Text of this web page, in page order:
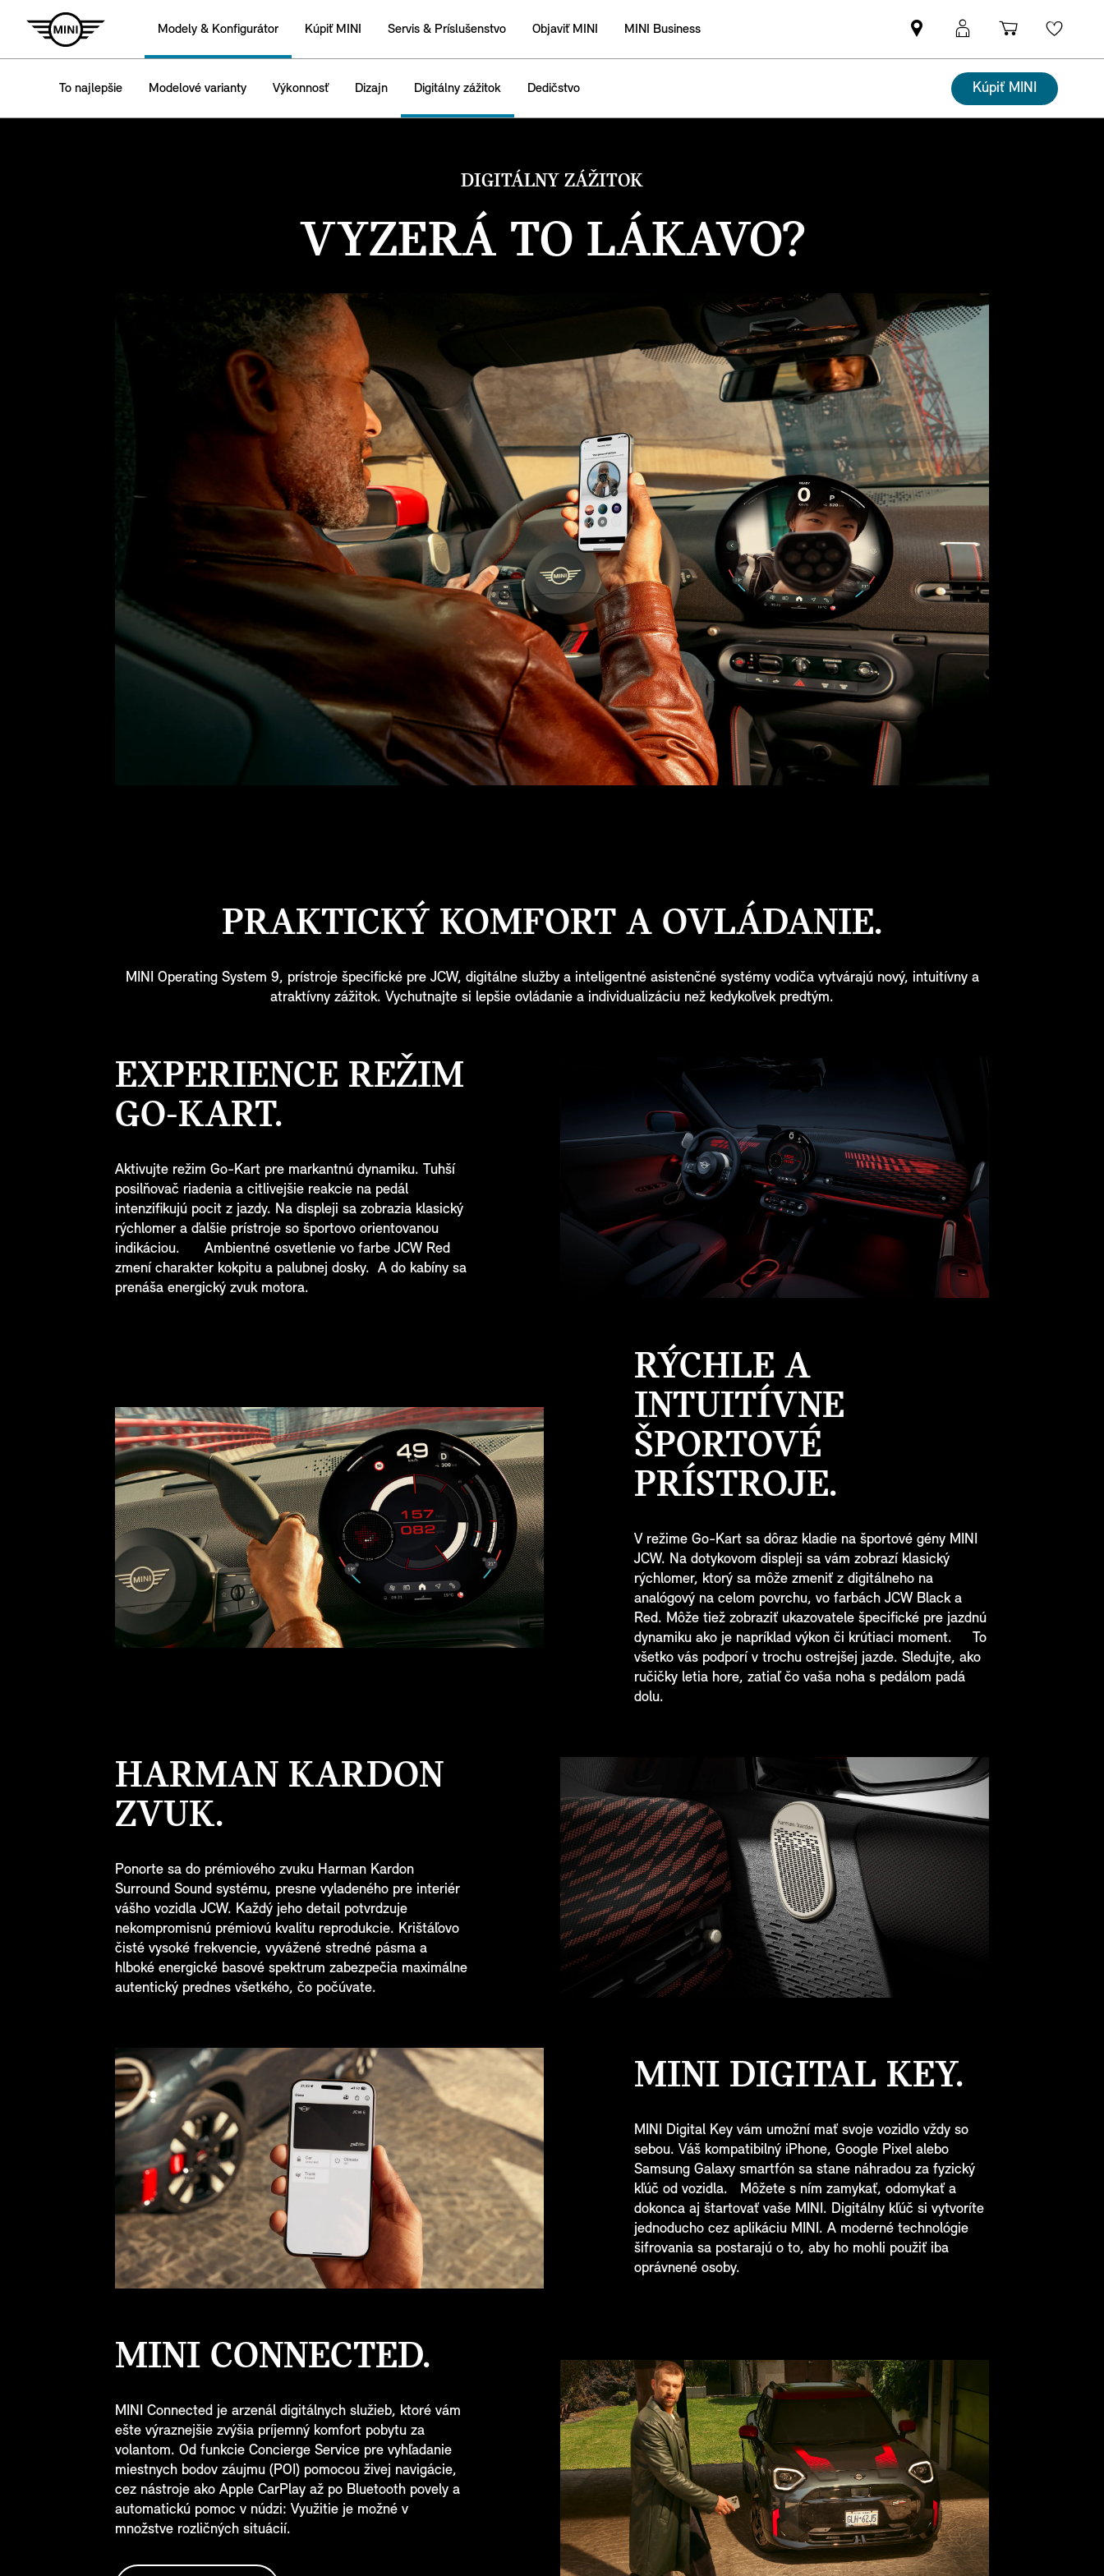
Modely & Konfigurátor Kúpiť MINI Servis & Príslušenstvo Objaviť MINI MINI Business
Nájsť
MINI
partnera
MyMINI
prihlásenie
Nákupný
košík
To najlepšie Modelové varianty Výkonnosť Dizajn Digitálny zážitok Dedičstvo Kúpiť MINI
DIGITÁLNY ZÁŽITOK
VYZERÁ TO LÁKAVO?
PRAKTICKÝ KOMFORT A OVLÁDANIE.
MINI Operating System 9, prístroje špecifické pre JCW, digitálne služby a inteligentné asistenčné systémy vodiča vytvárajú nový, intuitívny a
atraktívny zážitok. Vychutnajte si lepšie ovládanie a individualizáciu než kedykoľvek predtým.
EXPERIENCE REŽIM
GO-KART.
Aktivujte režim Go-Kart pre markantnú dynamiku. Tuhší
posilňovač riadenia a citlivejšie reakcie na pedál
intenzifikujú pocit z jazdy. Na displeji sa zobrazia klasický
rýchlomer a ďalšie prístroje so športovo orientovanou
indikáciou. Ambientné osvetlenie vo farbe JCW Red
zmení charakter kokpitu a palubnej dosky. A do kabíny sa
prenáša energický zvuk motora.
RÝCHLE A
INTUITÍVNE
ŠPORTOVÉ
PRÍSTROJE.
V režime Go-Kart sa dôraz kladie na športové gény MINI
JCW. Na dotykovom displeji sa vám zobrazí klasický
rýchlomer, ktorý sa môže zmeniť z digitálneho na
analógový na celom povrchu, vo farbách JCW Black a
Red. Môže tiež zobraziť ukazovatele špecifické pre jazdnú
dynamiku ako je napríklad výkon či krútiaci moment. To
všetko vás podporí v trochu ostrejšej jazde. Sledujte, ako
ručičky letia hore, zatiaľ čo vaša noha s pedálom padá
dolu.
HARMAN KARDON
ZVUK.
Ponorte sa do prémiového zvuku Harman Kardon
Surround Sound systému, presne vyladeného pre interiér
vášho vozidla JCW. Každý jeho detail potvrdzuje
nekompromisnú prémiovú kvalitu reprodukcie. Krištáľovo
čisté vysoké frekvencie, vyvážené stredné pásma a
hlboké energické basové spektrum zabezpečia maximálne
autentický prednes všetkého, čo počúvate.
MINI DIGITAL KEY.
MINI Digital Key vám umožní mať svoje vozidlo vždy so
sebou. Váš kompatibilný iPhone, Google Pixel alebo
Samsung Galaxy smartfón sa stane náhradou za fyzický
kľúč od vozidla. Môžete s ním zamykať, odomykať a
dokonca aj štartovať vaše MINI. Digitálny kľúč si vytvoríte
jednoducho cez aplikáciu MINI. A moderné technológie
šifrovania sa postarajú o to, aby ho mohli použiť iba
oprávnené osoby.
MINI CONNECTED.
MINI Connected je arzenál digitálnych služieb, ktoré vám
ešte výraznejšie zvýšia príjemný komfort pobytu za
volantom. Od funkcie Concierge Service pre vyhľadanie
miestnych bodov záujmu (POI) pomocou živej navigácie,
cez nástroje ako Apple CarPlay až po Bluetooth povely a
automatickú pomoc v núdzi: Využitie je možné v
množstve rozličných situácií.